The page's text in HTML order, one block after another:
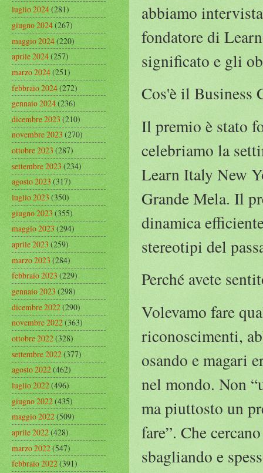
abbiamo
fondatore di
significato e gli
Cos'è il
Il premio è stato
celebriamo la
Learn Italy New
Grande Mela. Il
dinamica
stereotipi del
Perché avete
Volevamo fare
riconoscimenti,
osando e magari
nel mondo. Non
ma piuttosto un
fare”. Che
sbagliando e
luglio 2024(281)
giugno 2024(267)
maggio 2024(220)
aprile 2024(257)
marzo 2024(251)
febbraio 2024(272)
gennaio 2024(236)
dicembre 2023(210)
novembre 2023(270)
ottobre 2023(287)
settembre 2023(234)
agosto 2023(317)
luglio 2023(350)
giugno 2023(355)
maggio 2023(294)
aprile 2023(259)
marzo 2023(284)
febbraio 2023(229)
gennaio 2023(298)
dicembre 2022(290)
novembre 2022(363)
ottobre 2022(328)
settembre 2022(377)
agosto 2022(462)
luglio 2022(496)
giugno 2022(435)
maggio 2022(509)
aprile 2022(428)
marzo 2022(547)
febbraio 2022(391)